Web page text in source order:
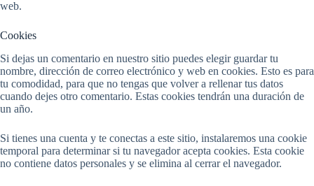
web.
Cookies
Si dejas un comentario en nuestro sitio puedes elegir guardar tu
nombre, dirección de correo electrónico y web en cookies. Esto es para
tu comodidad, para que no tengas que volver a rellenar tus datos
cuando dejes otro comentario. Estas cookies tendrán una duración de
un año.
Si tienes una cuenta y te conectas a este sitio, instalaremos una cookie
temporal para determinar si tu navegador acepta cookies. Esta cookie
no contiene datos personales y se elimina al cerrar el navegador.